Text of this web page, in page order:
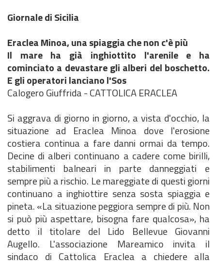
Giornale di Sicilia
Eraclea Minoa, una spiaggia che non c'è più
Il mare ha già inghiottito l'arenile e ha
cominciato a devastare gli alberi del boschetto.
E gli operatori lanciano l'Sos
Calogero Giuffrida - CATTOLICA ERACLEA
Si aggrava di giorno in giorno, a vista d'occhio, la
situazione ad Eraclea Minoa dove l'erosione
costiera continua a fare danni ormai da tempo.
Decine di alberi continuano a cadere come birilli,
stabilimenti balneari in parte danneggiati e
sempre più a rischio. Le mareggiate di questi giorni
continuano a inghiottire senza sosta spiaggia e
pineta. «La situazione peggiora sempre di più. Non
si può più aspettare, bisogna fare qualcosa», ha
detto il titolare del Lido Bellevue Giovanni
Augello. L'associazione Mareamico invita il
sindaco di Cattolica Eraclea a chiedere alla